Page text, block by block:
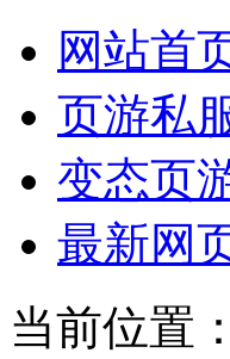
网站首
页游私
变态页
最新网
当前位置：